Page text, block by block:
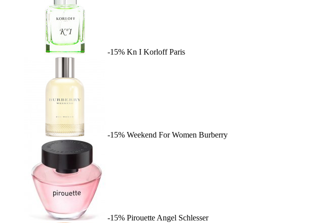
-15% Kn I Korloff Paris
-15% Weekend For Women Burberry
-15% Pirouette Angel Schlesser